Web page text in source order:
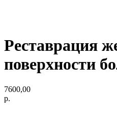
Реставрация
поверхности
7600,00
р.